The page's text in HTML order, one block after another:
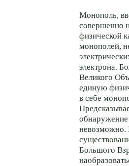
Монополь,
совершенно
физической
монополей,
электрона.
Великого
единую
в себе
невозможно.
Большого